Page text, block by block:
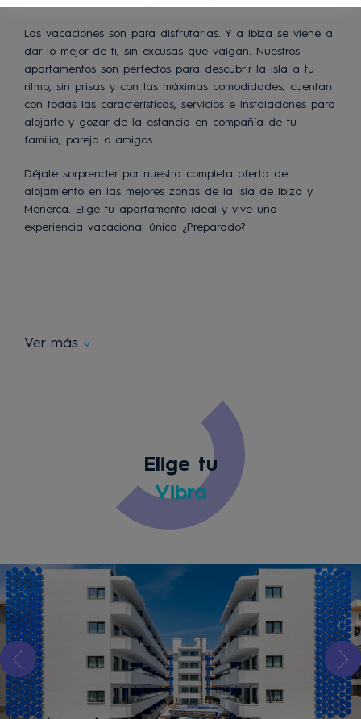
Las vacaciones son para disfrutarlas. Y a Ibiza se viene a
dar lo mejor de ti, sin excusas que valgan. Nuestros
apartamentos son perfectos para descubrir la isla a tu
ritmo, sin prisas y con las máximas comodidades; cuentan
con todas las características, servicios e instalaciones para
alojarte y gozar de la estancia en compañía de tu
familia, pareja o amigos.
Déjate sorprender por nuestra completa oferta de
alojamiento en las mejores zonas de la isla de Ibiza y
Menorca. Elige tu apartamento ideal y vive una
experiencia vacacional única ¿Preparado?
Ver más
Elige tu
Vibra